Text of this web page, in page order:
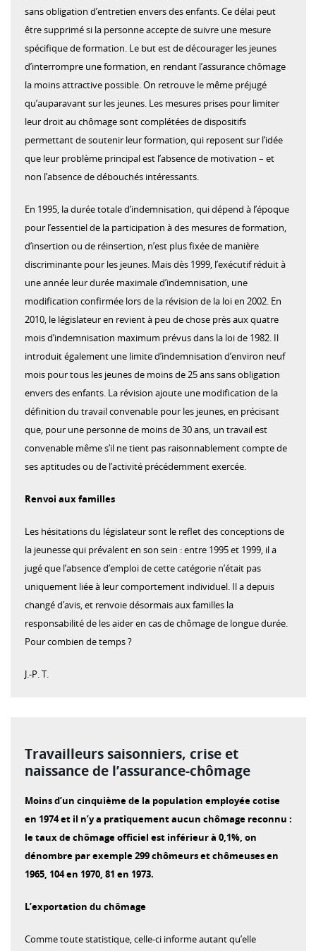
sans obligation d’entretien envers des enfants. Ce délai peut
être supprimé si la personne accepte de suivre une mesure
spécifique de formation. Le but est de décourager les jeunes
d’interrompre une formation, en rendant l’assurance chômage
la moins attractive possible. On retrouve le même préjugé
qu’auparavant sur les jeunes. Les mesures prises pour limiter
leur droit au chômage sont complétées de dispositifs
permettant de soutenir leur formation, qui reposent sur l’idée
que leur problème principal est l’absence de motivation – et
non l’absence de débouchés intéressants.
En 1995, la durée totale d’indemnisation, qui dépend à l’époque
pour l’essentiel de la participation à des mesures de formation,
d’insertion ou de réinsertion, n’est plus fixée de manière
discriminante pour les jeunes. Mais dès 1999, l’exécutif réduit à
une année leur durée maximale d’indemnisation, une
modification confirmée lors de la révision de la loi en 2002. En
2010, le législateur en revient à peu de chose près aux quatre
mois d’indemnisation maximum prévus dans la loi de 1982. Il
introduit également une limite d’indemnisation d’environ neuf
mois pour tous les jeunes de moins de 25 ans sans obligation
envers des enfants. La révision ajoute une modification de la
définition du travail convenable pour les jeunes, en précisant
que, pour une personne de moins de 30 ans, un travail est
convenable même s’il ne tient pas raisonnablement compte de
ses aptitudes ou de l’activité précédemment exercée.
Renvoi aux familles
Les hésitations du législateur sont le reflet des conceptions de
la jeunesse qui prévalent en son sein : entre 1995 et 1999, il a
jugé que l’absence d’emploi de cette catégorie n’était pas
uniquement liée à leur comportement individuel. Il a depuis
changé d’avis, et renvoie désormais aux familles la
responsabilité de les aider en cas de chômage de longue durée.
Pour combien de temps ?
J.-P. T.
Travailleurs saisonniers, crise et
naissance de l’assurance-chômage
Moins d’un cinquième de la population employée cotise
en 1974 et il n’y a pratiquement aucun chômage reconnu :
le taux de chômage officiel est inférieur à 0,1%, on
dénombre par exemple 299 chômeurs et chômeuses en
1965, 104 en 1970, 81 en 1973.
L’exportation du chômage
Comme toute statistique, celle-ci informe autant qu’elle